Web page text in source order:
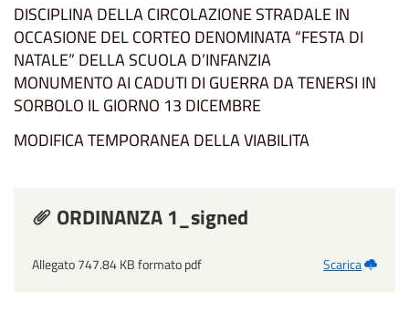
DISCIPLINA DELLA CIRCOLAZIONE STRADALE IN
OCCASIONE DEL CORTEO DENOMINATA “FESTA DI
NATALE” DELLA SCUOLA D’INFANZIA
MONUMENTO AI CADUTI DI GUERRA DA TENERSI IN
SORBOLO IL GIORNO 13 DICEMBRE
MODIFICA TEMPORANEA DELLA VIABILITA
ORDINANZA 1_signed
Allegato 747.84 KB formato pdf Scarica